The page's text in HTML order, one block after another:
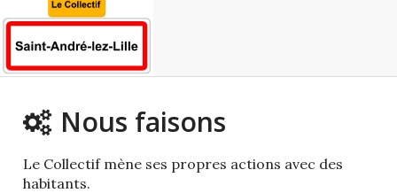
Nous faisons
Le Collectif mène ses propres actions avec des
habitants.